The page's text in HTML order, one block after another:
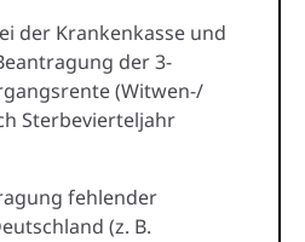
der Krankenkasse und
der 3-
(Witwen-/
Sterbevierteljahr
fehlender
(z. B.